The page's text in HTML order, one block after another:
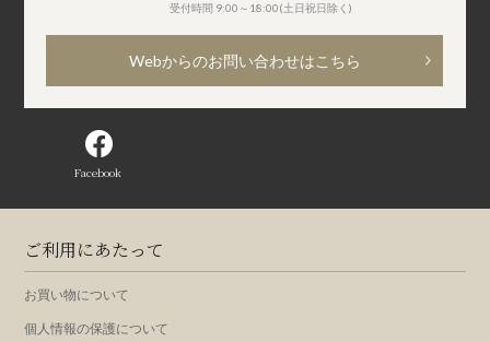
受付時間 9:00～18:00(土日祝日除く)
Webからのお問い合わせはこちら
Facebook
ご利用にあたって
お買い物について
個人情報の保護について